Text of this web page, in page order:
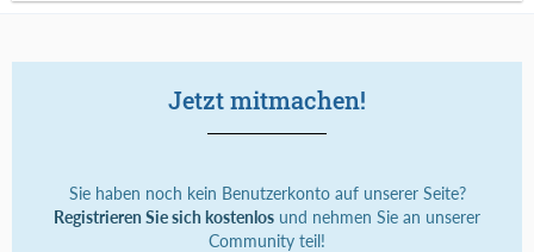
Jetzt mitmachen!
Sie haben noch kein Benutzerkonto auf unserer Seite?
Registrieren Sie sich kostenlos und nehmen Sie an unserer
Community teil!